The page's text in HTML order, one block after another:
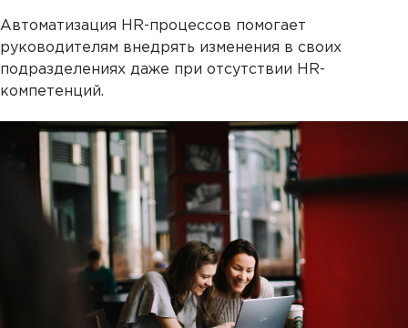
Автоматизация HR-процессов помогает
руководителям внедрять изменения в своих
подразделениях даже при отсутствии HR-
компетенций.